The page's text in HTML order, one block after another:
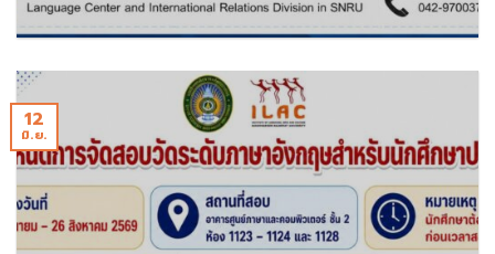
12
มิ.ย.